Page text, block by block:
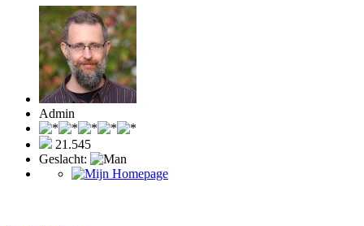
Admin
21.545
Geslacht: